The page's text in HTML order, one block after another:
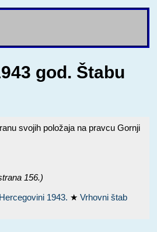
god. Štabu
svojih položaja na pravcu Gornji
156.)
1943. ★Vrhovni štab